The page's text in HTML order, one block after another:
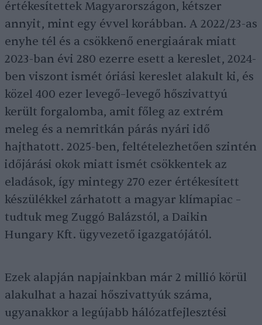
értékesítettek Magyarországon, kétszer
annyit, mint egy évvel korábban. A 2022/23-as
enyhe tél és a csökkenő energiaárak miatt
2023-ban évi 280 ezerre esett a kereslet, 2024-
ben viszont ismét óriási kereslet alakult ki, és
közel 400 ezer levegő–levegő hőszivattyú
került forgalomba, amit főleg az extrém
meleg és a nemritkán párás nyári idő
hajthatott. 2025-ben, feltételezhetően szintén
időjárási okok miatt ismét csökkentek az
eladások, így mintegy 270 ezer értékesített
készülékkel zárhatott a magyar klímapiac –
tudtuk meg Zuggó Balázstól, a Daikin
Hungary Kft. ügyvezető igazgatójától.
Ezek alapján napjainkban már 2 millió körül
alakulhat a hazai hőszivattyúk száma,
ugyanakkor a legújabb hálózatfejlesztési